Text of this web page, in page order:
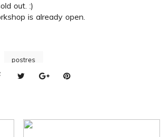
out. :)
is already open.
postres